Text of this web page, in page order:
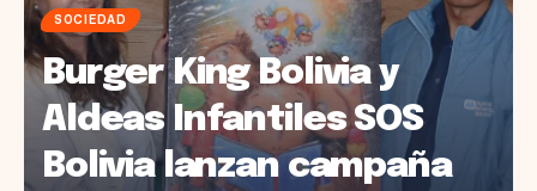
SOCIEDAD
Burger King Bolivia y
Aldeas Infantiles SOS
Bolivia lanzan campaña